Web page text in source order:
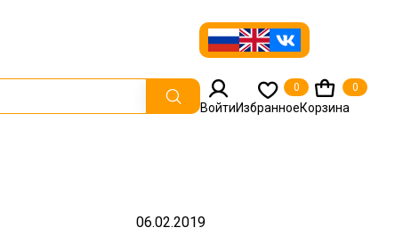
ВойтиИзбранное
0
Корзина
0
06.02.2019